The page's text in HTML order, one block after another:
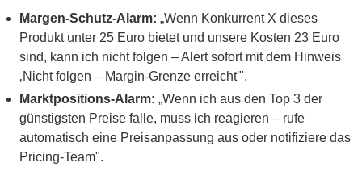
Margen-Schutz-Alarm: „Wenn Konkurrent X dieses
Produkt unter 25 Euro bietet und unsere Kosten 23 Euro
sind, kann ich nicht folgen – Alert sofort mit dem Hinweis
‚Nicht folgen – Margin-Grenze erreicht'".
Marktpositions-Alarm: „Wenn ich aus den Top 3 der
günstigsten Preise falle, muss ich reagieren – rufe
automatisch eine Preisanpassung aus oder notifiziere das
Pricing-Team".